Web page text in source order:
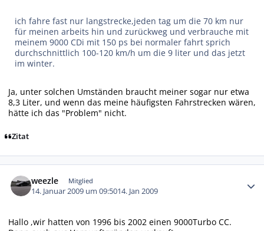
ich fahre fast nur langstrecke,jeden tag um die 70 km nur
für meinen arbeits hin und zurückweg und verbrauche mit
meinem 9000 CDi mit 150 ps bei normaler fahrt sprich
durchschnittlich 100-120 km/h um die 9 liter und das jetzt
im winter.
Ja, unter solchen Umständen braucht meiner sogar nur etwa
8,3 Liter, und wenn das meine häufigsten Fahrstrecken wären,
hätte ich das "Problem" nicht.
Zitat
weezle Mitglied
14. Januar 2009 um 09:5014. Jan 2009
Hallo ,wir hatten von 1996 bis 2002 einen 9000Turbo CC.